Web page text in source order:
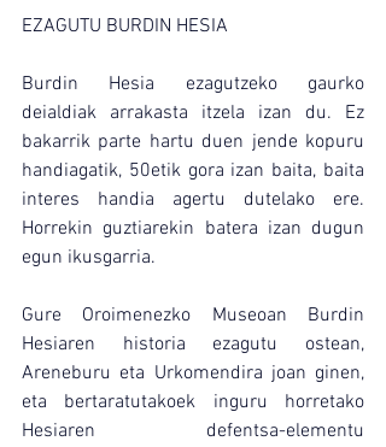
EZAGUTU BURDIN HESIA
Burdin Hesia ezagutzeko gaurko
deialdiak arrakasta itzela izan du. Ez
bakarrik parte hartu duen jende kopuru
handiagatik, 50etik gora izan baita, baita
interes handia agertu dutelako ere.
Horrekin guztiarekin batera izan dugun
egun ikusgarria.
Gure Oroimenezko Museoan Burdin
Hesiaren historia ezagutu ostean,
Areneburu eta Urkomendira joan ginen,
eta bertaratutakoek inguru horretako
Hesiaren defentsa-elementu